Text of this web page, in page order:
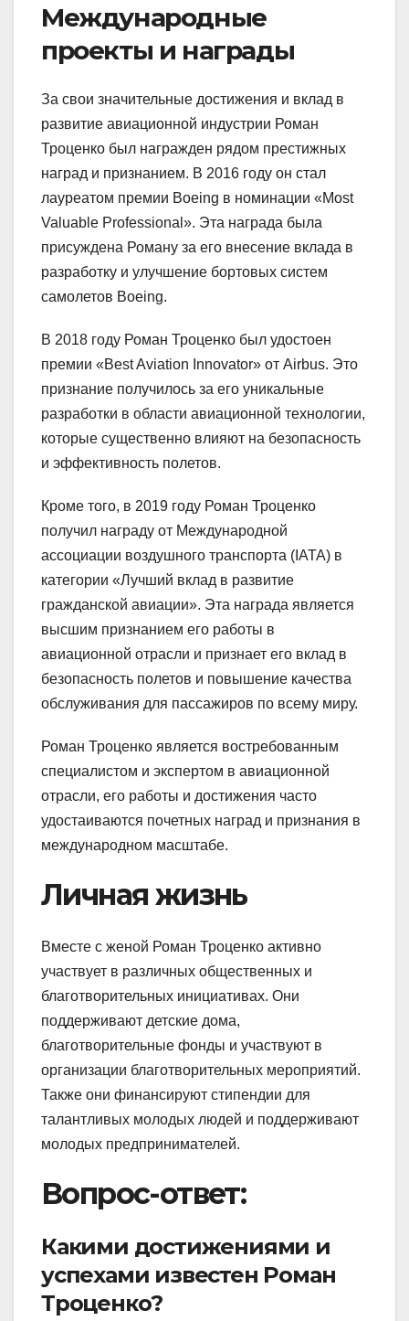
Международные
проекты и награды
За свои значительные достижения и вклад в
развитие авиационной индустрии Роман
Троценко был награжден рядом престижных
наград и признанием. В 2016 году он стал
лауреатом премии Boeing в номинации «Most
Valuable Professional». Эта награда была
присуждена Роману за его внесение вклада в
разработку и улучшение бортовых систем
самолетов Boeing.
В 2018 году Роман Троценко был удостоен
премии «Best Aviation Innovator» от Airbus. Это
признание получилось за его уникальные
разработки в области авиационной технологии,
которые существенно влияют на безопасность
и эффективность полетов.
Кроме того, в 2019 году Роман Троценко
получил награду от Международной
ассоциации воздушного транспорта (IATA) в
категории «Лучший вклад в развитие
гражданской авиации». Эта награда является
высшим признанием его работы в
авиационной отрасли и признает его вклад в
безопасность полетов и повышение качества
обслуживания для пассажиров по всему миру.
Роман Троценко является востребованным
специалистом и экспертом в авиационной
отрасли, его работы и достижения часто
удостаиваются почетных наград и признания в
международном масштабе.
Личная жизнь
Вместе с женой Роман Троценко активно
участвует в различных общественных и
благотворительных инициативах. Они
поддерживают детские дома,
благотворительные фонды и участвуют в
организации благотворительных мероприятий.
Также они финансируют стипендии для
талантливых молодых людей и поддерживают
молодых предпринимателей.
Вопрос-ответ:
Какими достижениями и
успехами известен Роман
Троценко?